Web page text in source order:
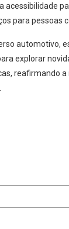
acessibilidade
para pessoas
automotivo,
explorar
reafirmando